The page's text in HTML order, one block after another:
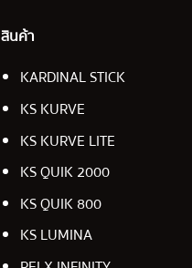
สินค้า
KARDINAL STICK
KS KURVE
KS KURVE LITE
KS QUIK 2000
KS QUIK 800
KS LUMINA